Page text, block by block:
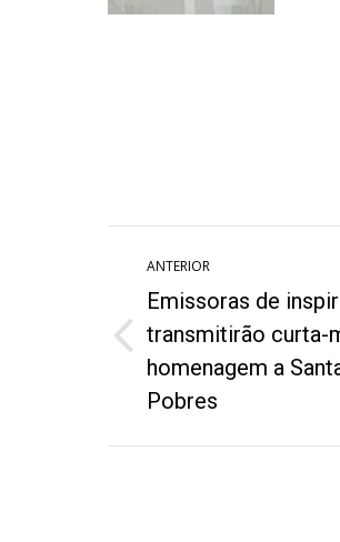
post:
ANTERIOR
Post
anterior:
Emissoras de
transmitirão curta-
homenagem a
Pobres